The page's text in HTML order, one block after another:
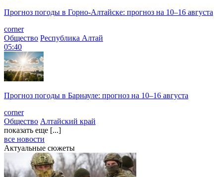
Прогноз погоды в Горно-Алтайске: прогноз на 10–16 августа
corner
Общество Республика Алтай
05:40
Прогноз погоды в Барнауле: прогноз на 10–16 августа
corner
Общество Алтайский край
показать еще [...]
все новости
Актуальные сюжеты